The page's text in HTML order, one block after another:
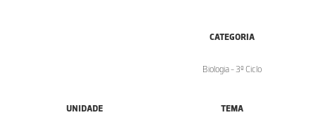
CATEGORIA
Biologia - 3º Ciclo
UNIDADE TEMA